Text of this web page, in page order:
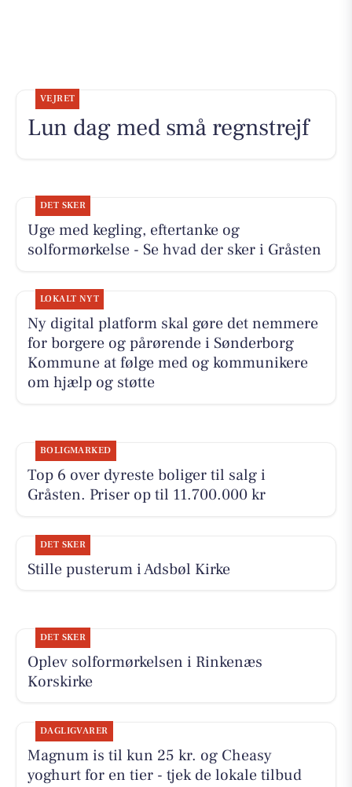
VEJRET
Lun dag med små regnstrejf
DET SKER
Uge med kegling, eftertanke og
solformørkelse - Se hvad der sker i Gråsten
LOKALT NYT
Ny digital platform skal gøre det nemmere
for borgere og pårørende i Sønderborg
Kommune at følge med og kommunikere
om hjælp og støtte
BOLIGMARKED
Top 6 over dyreste boliger til salg i
Gråsten. Priser op til 11.700.000 kr
DET SKER
Stille pusterum i Adsbøl Kirke
DET SKER
Oplev solformørkelsen i Rinkenæs
Korskirke
DAGLIGVARER
Magnum is til kun 25 kr. og Cheasy
yoghurt for en tier - tjek de lokale tilbud